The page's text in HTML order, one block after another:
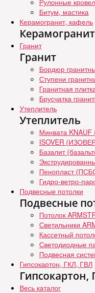
Рулонные
Битум, мастика
Керамогранит, кафель
Гранит
Гранит
Бордюр
Ступени
Гранитная
Брусчатка
Утеплитель
Утеплитель
Минвата
ISOVER
Базалит
Пенопласт
Гидро-ветро-
Подвесные потолки
Подвесные
Потолок
Светильники
Кассетный
Светодиодные
Подвесная
Гипсокартон, ГКЛ, ГВЛ
Гипсокартон,
Весь каталог